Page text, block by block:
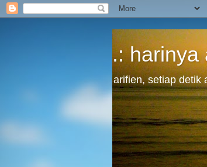
.: harinya
arifien, setiap detik